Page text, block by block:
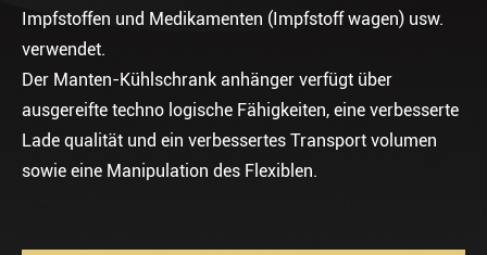
Impfstoffen und Medikamenten (Impfstoff wagen) usw.
verwendet.
Der Manten-Kühlschrank anhänger verfügt über
ausgereifte techno logische Fähigkeiten, eine verbesserte
Lade qualität und ein verbessertes Transport volumen
sowie eine Manipulation des Flexiblen.